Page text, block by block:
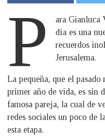
P
ara Gianluca
día es una
recuerdos
Jerusalema.
La pequeña, que el pasado
primer año de vida, es sin
famosa pareja, la cual de
redes sociales un poco de
esta etapa.